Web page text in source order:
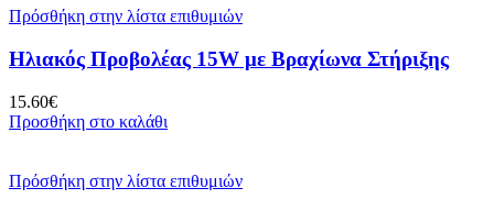
Πρόσθήκη στην λίστα επιθυμιών
Ηλιακός Προβολέας 15W με Βραχίωνα Στήριξης
15.60€
Προσθήκη στο καλάθι
Πρόσθήκη στην λίστα επιθυμιών